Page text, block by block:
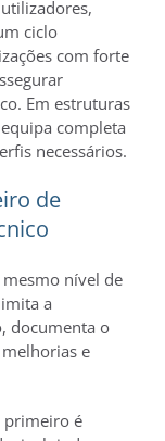
ciclo
com forte
Em estruturas
completa
necessários.
de
nível de
a
documenta o
e
primeiro é